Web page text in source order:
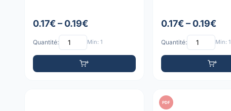
0.17€ – 0.19€
Quantité: Min: 1
0.17€ – 0.19€
Quantité: Min: 1
PDF